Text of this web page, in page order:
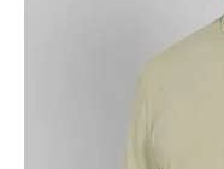
ブランドから選ぶ